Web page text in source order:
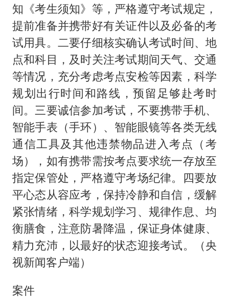
知《考生须知》等，严格遵守考试规定，
提前准备并携带好有关证件以及必备的考
试用具。二要仔细核实确认考试时间、地
点和科目，及时关注考试期间天气、交通
等情况，充分考虑考点安检等因素，科学
规划出行时间和路线，预留足够赴考时
间。三要诚信参加考试，不要携带手机、
智能手表（手环）、智能眼镜等各类无线
通信工具及其他违禁物品进入考点（考
场），如有携带需按考点要求统一存放至
指定保管处，严格遵守考场纪律。四要放
平心态从容应考，保持冷静和自信，缓解
紧张情绪，科学规划学习、规律作息、均
衡膳食，注意防暑降温，保证身体健康、
精力充沛，以最好的状态迎接考试。（央
视新闻客户端）
案件